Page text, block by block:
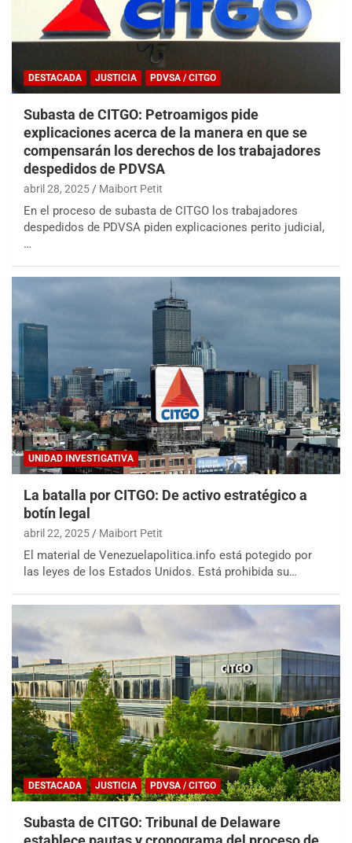
DESTACADA JUSTICIA PDVSA / CITGO
Subasta de CITGO: Petroamigos pide
explicaciones acerca de la manera en que se
compensarán los derechos de los trabajadores
despedidos de PDVSA
abril 28, 2025 Maibort Petit
En el proceso de subasta de CITGO los trabajadores
despedidos de PDVSA piden explicaciones perito judicial,
…
UNIDAD INVESTIGATIVA
La batalla por CITGO: De activo estratégico a
botín legal
abril 22, 2025 Maibort Petit
El material de Venezuelapolitica.info está potegido por
las leyes de los Estados Unidos. Está prohibida su…
DESTACADA JUSTICIA PDVSA / CITGO
Subasta de CITGO: Tribunal de Delaware